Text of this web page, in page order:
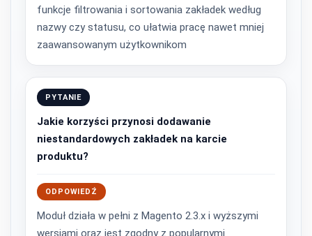
funkcje filtrowania i sortowania zakładek według
nazwy czy statusu, co ułatwia pracę nawet mniej
zaawansowanym użytkownikom
PYTANIE
Jakie korzyści przynosi dodawanie
niestandardowych zakładek na karcie
produktu?
ODPOWIEDŹ
Moduł działa w pełni z Magento 2.3.x i wyższymi
wersjami oraz jest zgodny z popularnymi